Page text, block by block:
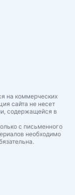
на коммерческих
сайта не несет
содержащейся в
с письменного
необходимо